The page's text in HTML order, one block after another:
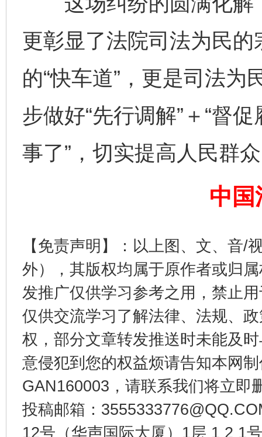
更彰显了法院司法为民
的“快车道”，更是司法为
步做好“先行调解”＋“督
事了”，切实提高人民群
中国
【免责声明】：以上图、文、音/
外），其版权均属于原作者或归
发推广仅供学习参考之用，禁止
仅供交流学习了解法律、法规、
权，部分文章转发推送时未能及
意侵犯到您的权益烦请告知本网
GAN160003，请联系我们将立即
投稿邮箱：
12号（华声国际大厦）1层 1 2 1
完善运行机制助力责任有效落实 一纸欠
东山县通报“牛蛙产品抗生素超标问题” 法